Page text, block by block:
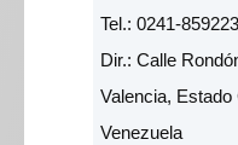
Tel.: 0241-
Dir.: Calle
Valencia, Estado
Venezuela